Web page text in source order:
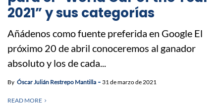
2021” y sus categorías
Añádenos como fuente preferida en Google El
próximo 20 de abril conoceremos al ganador
absoluto y los de cada...
By Óscar Julián Restrepo Mantilla 31 de marzo de 2021
READ MORE